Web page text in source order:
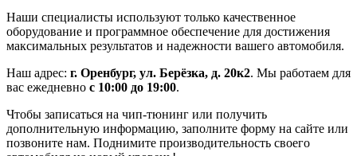
Наши специалисты используют только качественное
оборудование и программное обеспечение для достижения
максимальных результатов и надежности вашего автомобиля.
Наш адрес: г. Оренбург, ул. Берёзка, д. 20к2. Мы работаем для
вас ежедневно с 10:00 до 19:00.
Чтобы записаться на чип-тюнинг или получить
дополнительную информацию, заполните форму на сайте или
позвоните нам. Поднимите производительность своего